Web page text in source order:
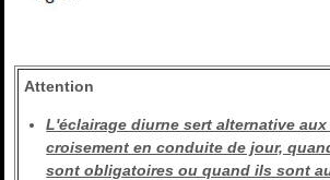
Attention
L'éclairage diurne sert alternative
croisement en conduite de jour,
sont obligatoires ou quand ils sont